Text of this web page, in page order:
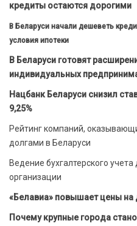
кредиты остаются дорогими
В Беларуси начали дешеветь
условия ипотеки
В Беларуси готовят
индивидуальных
Нацбанк Беларуси снизил
9,25%
Рейтинг компаний,
долгами в Беларуси
Ведение бухгалтерского
организации
«Белавиа» повышает цены
Почему крупные города